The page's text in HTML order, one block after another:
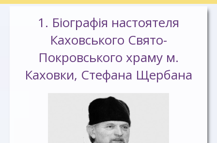
1. Біографія настоятеля
Каховського Свято-
Покровського храму м.
Каховки, Стефана Щербана